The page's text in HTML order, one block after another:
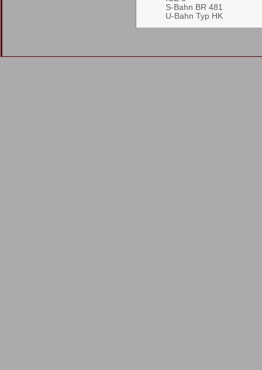
S-Bahn BR 481
U-Bahn Typ HK